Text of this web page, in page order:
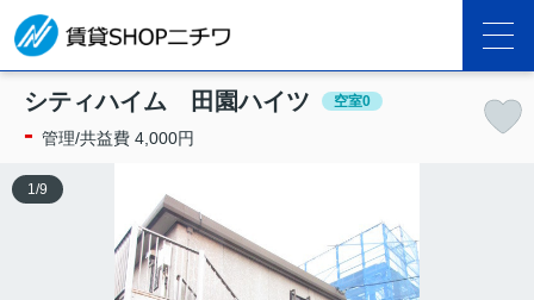
シティハイム 田園ハイツ 空室0
- 管理/共益費 4,000円
1 /9